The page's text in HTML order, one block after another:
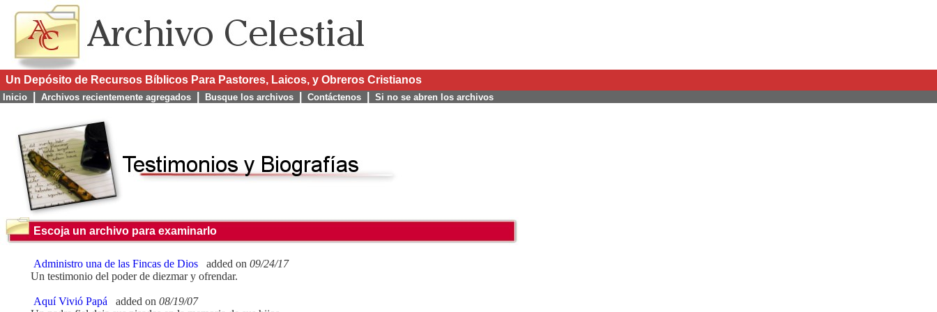
Un Depósito de Recursos Bíblicos Para Pastores, Laicos, y Obreros Cristianos
Inicio Archivos recientemente agregados Busque los archivos Contáctenos Si no se abren los archivos
Escoja un archivo para examinarlo
Administro una de las Fincas de Dios added on 09/24/17
Un testimonio del poder de diezmar y ofrendar.
Aquí Vivió Papá added on 08/19/07